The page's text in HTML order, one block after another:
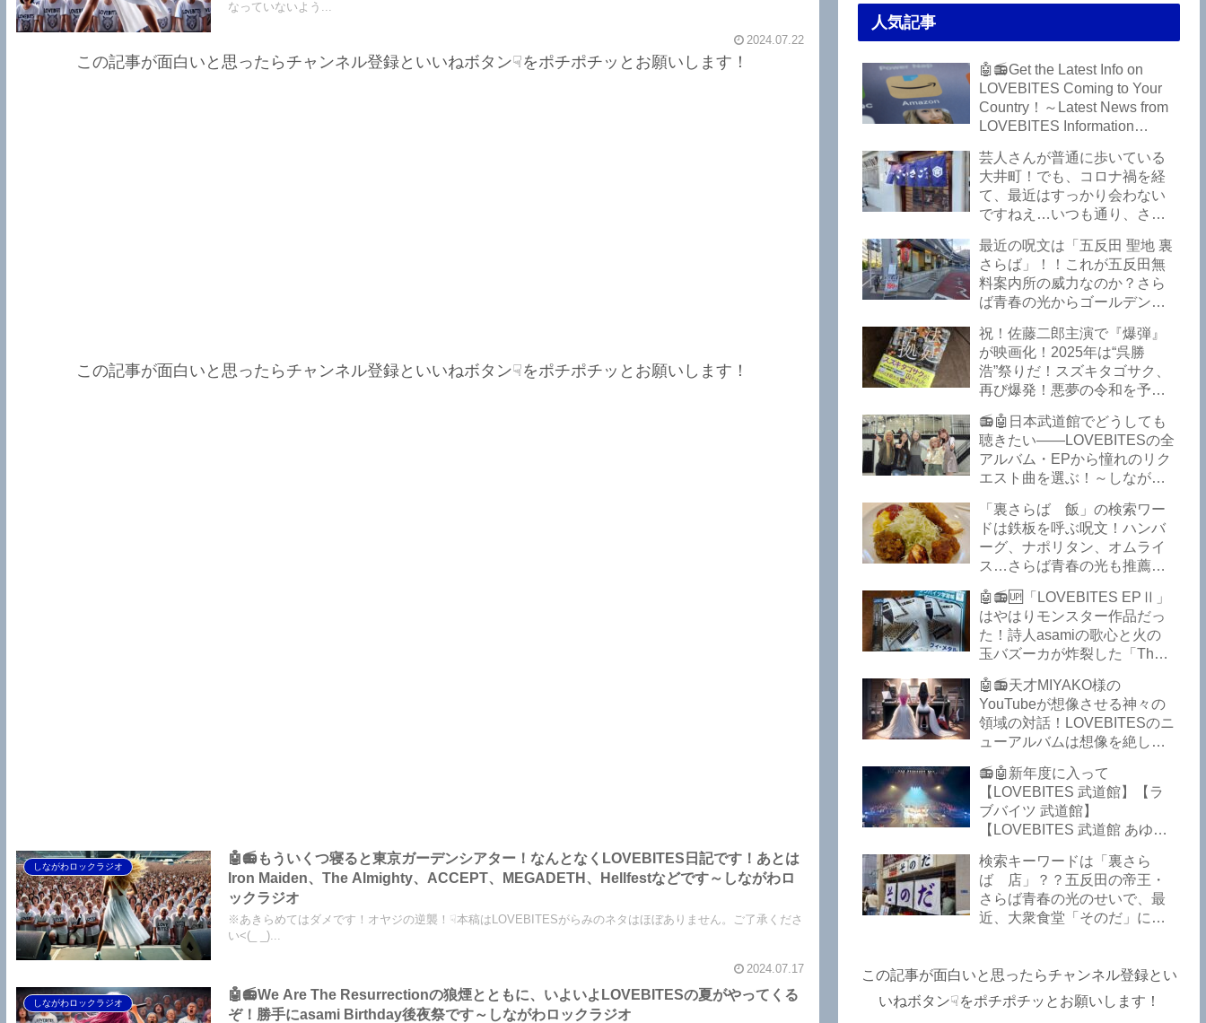
なっていないよう...
2024.07.22
この記事が面白いと思ったらチャンネル登録といいねボタン☟をポチポチッとお願いします！
この記事が面白いと思ったらチャンネル登録といいねボタン☟をポチポチッとお願いします！
しながわロックラジオ
🤖📻もういくつ寝ると東京ガーデンシアター！なんとなくLOVEBITES日記です！あとは
Iron Maiden、The Almighty、ACCEPT、MEGADETH、Hellfestなどです～しながわロ
ックラジオ
※あきらめてはダメです！オヤジの逆襲！☟本稿はLOVEBITESがらみのネタはほぼありません。ご了承くださ
い<(_ _)...
2024.07.17
しながわロックラジオ
🤖📻We Are The Resurrectionの狼煙とともに、いよいよLOVEBITESの夏がやってくる
ぞ！勝手にasami Birthday後夜祭です～しながわロックラジオ
人気記事
🤖📻Get the Latest Info on
LOVEBITES Coming to Your
Country！～Latest News from
LOVEBITES Information
芸人さんが普通に歩いている
大井町！でも、コロナ禍を経
て、最近はすっかり会わない
ですねえ…いつも通り、さぼ
から飲んできました。私以外
にもLOVEBITESファンが数名
いるようですよ笑
最近の呪文は「五反田 聖地 裏
さらば」！！これが五反田無
料案内所の威力なのか？さら
ば青春の光からゴールデンウ
いた！激安の肉の刺し盛りが
美味い！酒もぶっちぎりで安
い！本格焼鳥 五反田「富士
屋」がオープンから３カ月で
ごった返しているぞ！【さら
ば青春の光 五反田 グルメ】
祝！佐藤二郎主演で『爆弾』
が映画化！2025年は“呉勝
浩”祭りだ！スズキタゴサク、
再び爆発！悪夢の令和を予言
２』が不気味な存在感で他を
圧倒した！異形の家族小説
『Q』も文句なしだぞ！～
2025年版「このミステリーが
すごい！」
📻🤖日本武道館でどうしても
聴きたい――LOVEBITESの全
アルバム・EPから憧れのリク
エスト曲を選ぶ！～しながわ
武道館】【ラブバイツ 武道
館】【LOVEBITES 武道館 セ
トリ】【LOVEBITES リクエ
スト曲】【LOVEBITES
Inspire】【LOVEBITES Under
The Red Sky】【LOVEBITES
Epilogue】【LOVEBITES
Today Is The Day】
【LOVEBITES Dystopia
Symphony】【LOVEBITES
My Orion】【LOVEBITES
Lost In The Garden】
【LOVEBITES The Bell In
Of Control】【LOVEBITES
The Eve Of Change】
「裏さらば 飯」の検索ワー
ドは鉄板を呼ぶ呪文！ハンバ
ーグ、ナポリタン、オムライ
ス…さらば青春の光も推薦！
定のお子様ランチを食ってき
たよ！【さらば青春の光 五反
田 グルメ】
🤖📻🆙「LOVEBITES EPⅡ」
はやはりモンスター作品だっ
た！詩人asamiの歌心と火の
玉バズーカが炸裂した「The
のだぞ！～しながわロックラ
ジオ【追記あり】
🤖📻天才MIYAKO様の
YouTubeが想像させる神々の
領域の対話！LOVEBITESのニ
ューアルバムは想像を絶して
玉てやんでい、D-A-Dの新
曲、ブルース・ディッキンソ
ン情報などです～しながわロ
ックラジオ【追記複数あり】
📻🤖新年度に入って
【LOVEBITES 武道館】【ラ
ブバイツ 武道館】
【LOVEBITES 武道館 あゆ
リ】【ラブバイツ ライブ
2025 セトリ】【LOVEBITES
海外の反応】あたりがトレン
ドキーワードのようです。
姿がたくさん見られました
よ！～しながわロックラジオ
検索キーワードは「裏さら
ば 店」？？五反田の帝王・
さらば青春の光のせいで、最
近、大衆食堂「そのだ」に入
グルメ】
この記事が面白いと思ったらチャンネル登録とい
いねボタン☟をポチポチッとお願いします！